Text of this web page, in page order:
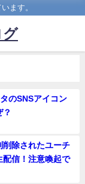
ます。
グ
のSNSアイコン
？
削除されたユーチ
配信！注意喚起で